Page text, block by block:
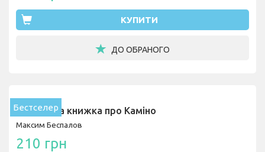
КУПИТИ
ДО ОБРАНОГО
Найкраща книжка про Каміно
Максим Беспалов
210 грн
Бестселер